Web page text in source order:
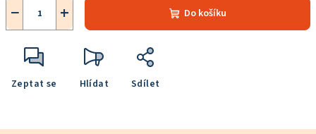
+
− Do košíku
Zeptat se Hlídat Sdílet